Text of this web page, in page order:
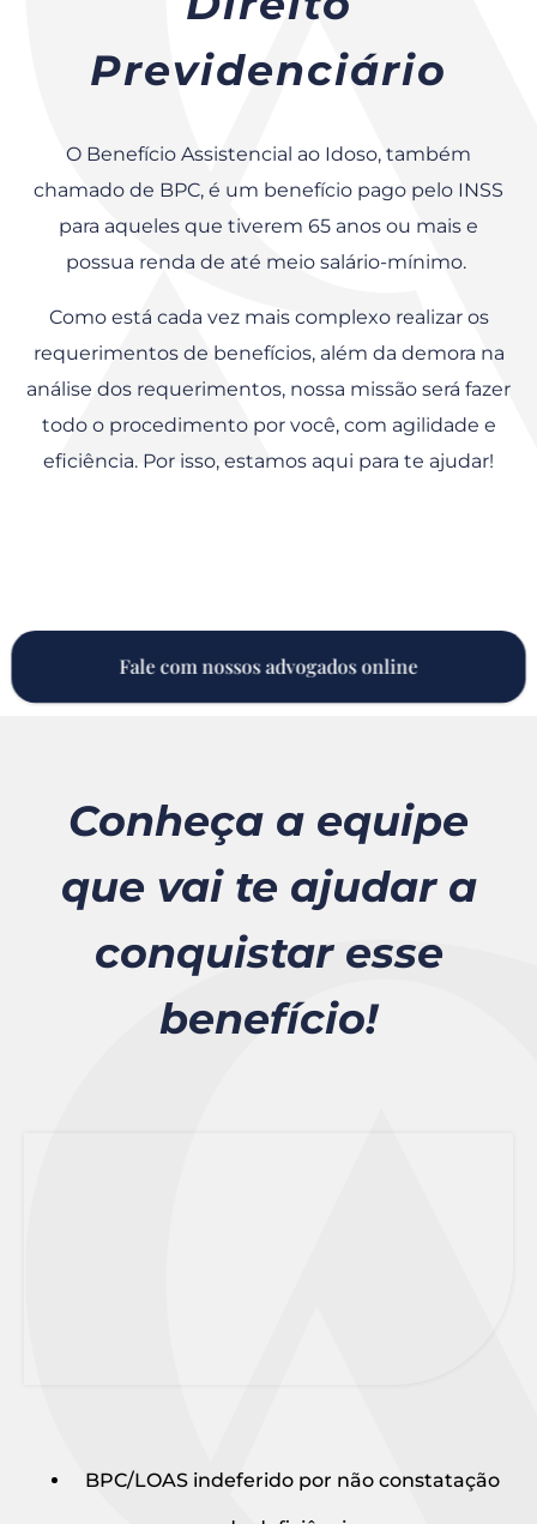
Previdenciário
O Benefício Assistencial ao Idoso, também
chamado de BPC, é um benefício pago pelo INSS
para aqueles que tiverem 65 anos ou mais e
possua renda de até meio salário-mínimo.
Como está cada vez mais complexo realizar os
requerimentos de benefícios, além da demora na
análise dos requerimentos, nossa missão será fazer
todo o procedimento por você, com agilidade e
eficiência. Por isso, estamos aqui para te ajudar!
Fale com nossos advogados online
Conheça a equipe
que vai te ajudar a
conquistar esse
benefício!
BPC/LOAS indeferido por não constatação